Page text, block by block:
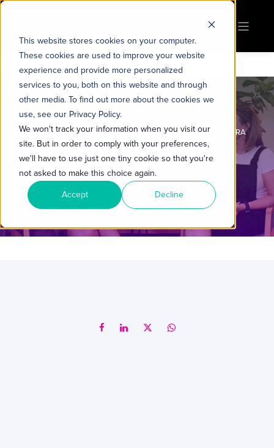
This website stores cookies on your computer.
These cookies are used to improve your website
experience and provide more personalized
services to you, both on this website and through
other media. To find out more about the cookies we
use, see our Privacy Policy.
We won't track your information when you visit our
site. But in order to comply with your preferences,
we'll have to use just one tiny cookie so that you're
not asked to make this choice again.
Accept Decline
CRIS ASSIS 17 DE MARÇO DE 2023 2 MIN DE LEITURA
ESTRATÉGIAS DE MARKETING E
RELACIONAMENTO COM
HUBSPOT